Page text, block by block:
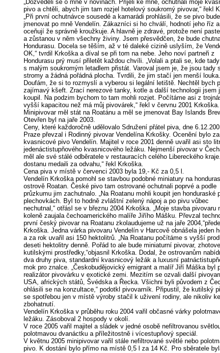
„Dozvěděli se o mně v novinách. Přijeli ke mně, ochutnali moje
pivo a chtěli, abych jim tam rozjel hotelový soukromý pivovar,“ řekl
„Při první ochutnávce sousedé a kamarádi prohlásili, že se pivo bude
jmenovat po mně Vendelín. Zákazníci si ho chválí, hodnotí jeho říz a
oceňují že správně kroužkuje. A hlavně je zdravé, protože není
a zůstanou v něm všechny živiny. Jsem přesvědčen, že bude
Hondurasu. Docela se těším, až v té daleké cizině uslyším, že
OK,“ tvrdil Krkoška a díval se při tom na nebe. Jeho noví partneři z
Hondurasu prý musí přiletět každou chvíli. „Volali a ptali se, kde
s malým soukromým letadlem přistát. Varoval jsem je, že jsou tady
stromy a žádná pořádná plocha. Tvrdili, že jim stačí jen menší louka.
Doufám, že si to rozmyslí a vyberou si legální letiště. Nechtěl bych
zajímavý kšeft. Zrací nerezové tanky, kotle a další technologii jsem
koupil. Na podzim bychom to tam mohli rozjet. Počítáme asi z
vyšší kapacitou než má můj pivovárek,“ řekl v červnu 2001 Krkoška.
Minipivovar měl stát na Roatánu a měl se jmenovat Bay Islands
Otevřen byl na jaře 2003.
Ceny, které každoročně udělovalo Sdružení přátel piva, dne
Praze převzal i Rodinný pivovar Vendelína Krkošky. Ocenění bylo za
kvasnicové pivo Vendelín. Majitel v roce 2001 denně uvařil asi sto
jedenáctistupňového kvasnicového ležáku. Nejmenší pivovar v
měl ale své stálé odběratele v restauracích celého Libereckého
dostanu medaili za odvahu,“ řekl Krkoška.
Cena piva v místě v červenci 2003 byla 19,- Kč za 0,5 l.
Vendelín Krkoška pomohl se stavbou podobné miniatury na
ostrově Roatan. České pivo tam ostrované ochutnali poprvé a podle
průzkumu jim zachutnalo. „Na Roatanu mohli koupit jen honduraské
plechovkách. Byl to hodně zvláštní zelený nápoj a po pivu vůbec
nechutnal,“ otřásl se v březnu 2004 Krkoška. „Moje stavba pivovaru
koleně zaujala čechoamerického malíře Jiřího Mášku. Převzal
první český pivovar na Roatanu zkolaudujeme už na jaře
Krkoška. Jedna várka pivovaru Vendelín v Harcově obnášela jeden
a za rok uvařil asi 150 hektolitrů. „Na Roatanu počítáme s vyšší
deseti hektolitry denně. Pořád to ale bude miniaturní pivovar,
kutilskými prostředky,“objasnil Krkoška. Dodal, že ostrovanům
dva druhy piva, standardní kvasnicový ležák a luxusní
mok pro znalce. „Českobudějovický emigrant a malíř Jiří Máška byl
realizátor pivovárku v exotické zemi. Mezitím se ozvali další
USA, afrických států, Švédska a Řecka. Všichni byli původem z
ohlásili se na konzultace,“ podotkl pivovarník. Připustil, že kutilský
se spotřebou jen v místě výroby stačil k uživení rodiny, ale nikoliv ke
zbohatnutí.
Vendelín Krkoška v průběhu roku 2004 vařil občasné várky
ležáku. Zásoboval 2 hospody v okolí.
V roce 2005 vařil majitel a sládek v jedné osobě nefiltrovanou
polotmavou dvanáctku a příležitostně i vícestupňový speciál.
V květnu 2005 minipivovar vařil stále nefiltrované světlé nebo
pivo. K dostání bylo přímo na místě 0,5 l za 14 Kč. Pro sběratele